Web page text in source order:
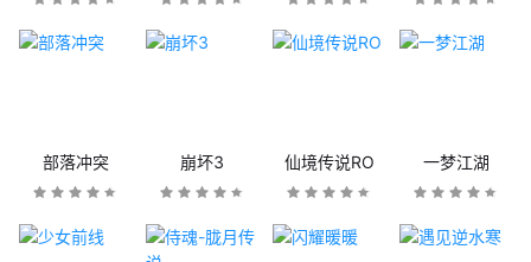
部落冲突 崩坏3 仙境传说RO 一梦江湖